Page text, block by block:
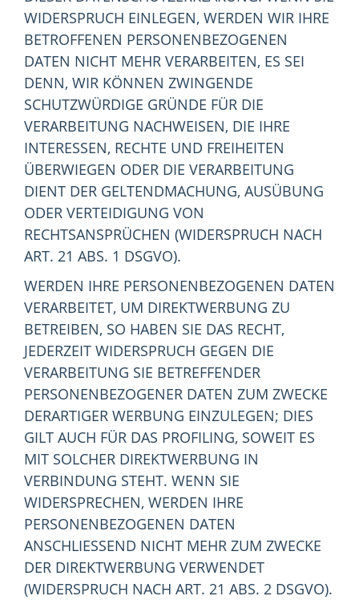
WIDERSPRUCH EINLEGEN, WERDEN WIR IHRE
BETROFFENEN PERSONENBEZOGENEN
DATEN NICHT MEHR VERARBEITEN, ES SEI
DENN, WIR KÖNNEN ZWINGENDE
SCHUTZWÜRDIGE GRÜNDE FÜR DIE
VERARBEITUNG NACHWEISEN, DIE IHRE
INTERESSEN, RECHTE UND FREIHEITEN
ÜBERWIEGEN ODER DIE VERARBEITUNG
DIENT DER GELTENDMACHUNG, AUSÜBUNG
ODER VERTEIDIGUNG VON
RECHTSANSPRÜCHEN (WIDERSPRUCH NACH
ART. 21 ABS. 1 DSGVO).
WERDEN IHRE PERSONENBEZOGENEN DATEN
VERARBEITET, UM DIREKTWERBUNG ZU
BETREIBEN, SO HABEN SIE DAS RECHT,
JEDERZEIT WIDERSPRUCH GEGEN DIE
VERARBEITUNG SIE BETREFFENDER
PERSONENBEZOGENER DATEN ZUM ZWECKE
DERARTIGER WERBUNG EINZULEGEN; DIES
GILT AUCH FÜR DAS PROFILING, SOWEIT ES
MIT SOLCHER DIREKTWERBUNG IN
VERBINDUNG STEHT. WENN SIE
WIDERSPRECHEN, WERDEN IHRE
PERSONENBEZOGENEN DATEN
ANSCHLIESSEND NICHT MEHR ZUM ZWECKE
DER DIREKTWERBUNG VERWENDET
(WIDERSPRUCH NACH ART. 21 ABS. 2 DSGVO).